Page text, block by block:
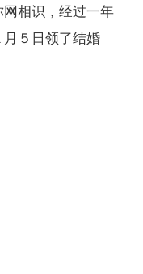
相识，经过一年
５日领了结婚